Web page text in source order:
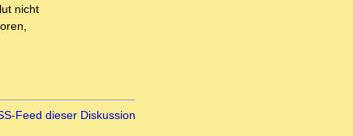
nicht
Feed dieser Diskussion